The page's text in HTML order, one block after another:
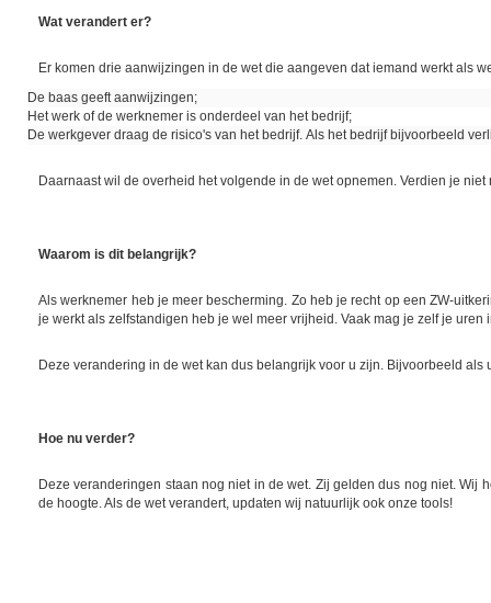
Wat verandert er?
Er komen drie aanwijzingen in de wet die aangeven dat iemand werkt als
De baas geeft aanwijzingen;
Het werk of de werknemer is onderdeel van het bedrijf;
De werkgever draag de risico's van het bedrijf. Als het bedrijf bijvoorbeeld
Daarnaast wil de overheid het volgende in de wet opnemen. Verdien je
Waarom is dit belangrijk?
Als werknemer heb je meer bescherming. Zo heb je recht op een ZW-
je werkt als zelfstandigen heb je wel meer vrijheid. Vaak mag je zelf je
Deze verandering in de wet kan dus belangrijk voor u zijn. Bijvoorbeeld
Hoe nu verder?
Deze veranderingen staan nog niet in de wet. Zij gelden dus nog niet.
de hoogte. Als de wet verandert, updaten wij natuurlijk ook onze tools!